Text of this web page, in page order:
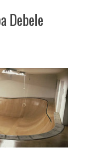
Debele